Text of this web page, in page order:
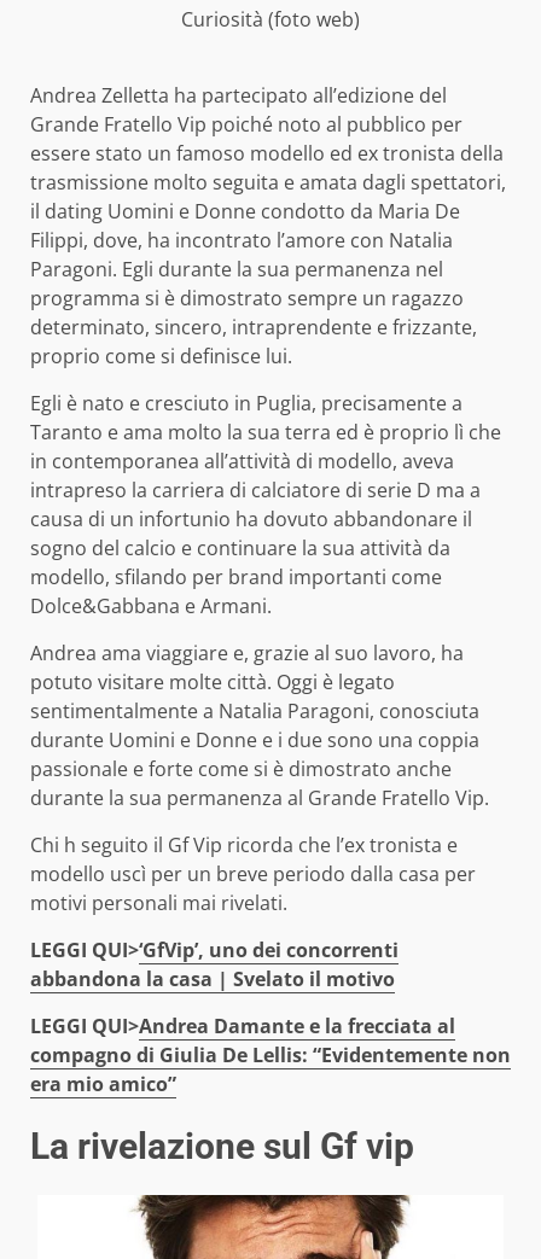
Curiosità (foto web)
Andrea Zelletta ha partecipato all’edizione del
Grande Fratello Vip poiché noto al pubblico per
essere stato un famoso modello ed ex tronista della
trasmissione molto seguita e amata dagli spettatori,
il dating Uomini e Donne condotto da Maria De
Filippi, dove, ha incontrato l’amore con Natalia
Paragoni. Egli durante la sua permanenza nel
programma si è dimostrato sempre un ragazzo
determinato, sincero, intraprendente e frizzante,
proprio come si definisce lui.
Egli è nato e cresciuto in Puglia, precisamente a
Taranto e ama molto la sua terra ed è proprio lì che
in contemporanea all’attività di modello, aveva
intrapreso la carriera di calciatore di serie D ma a
causa di un infortunio ha dovuto abbandonare il
sogno del calcio e continuare la sua attività da
modello, sfilando per brand importanti come
Dolce&Gabbana e Armani.
Andrea ama viaggiare e, grazie al suo lavoro, ha
potuto visitare molte città. Oggi è legato
sentimentalmente a Natalia Paragoni, conosciuta
durante Uomini e Donne e i due sono una coppia
passionale e forte come si è dimostrato anche
durante la sua permanenza al Grande Fratello Vip.
Chi h seguito il Gf Vip ricorda che l’ex tronista e
modello uscì per un breve periodo dalla casa per
motivi personali mai rivelati.
LEGGI QUI>‘GfVip’, uno dei concorrenti
abbandona la casa | Svelato il motivo
LEGGI QUI>Andrea Damante e la frecciata al
compagno di Giulia De Lellis: “Evidentemente non
era mio amico”
La rivelazione sul Gf vip